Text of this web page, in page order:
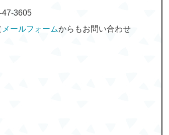
3605
メールフォームからもお問い合わせ